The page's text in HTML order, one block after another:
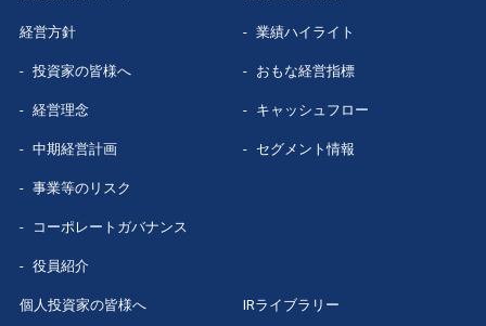
スポンサードリサーチレポート
株価情報（Yahoo!ファイナンス）
特色と強み
グループ企業
数字で見る
経営方針
投資家の皆様へ
経営理念
中期経営計画
事業等のリスク
コーポレートガバナンス
役員紹介
業績ハイライト
おもな経営指標
キャッシュフロー
セグメント情報
個人投資家の皆様へ IRライブラリー